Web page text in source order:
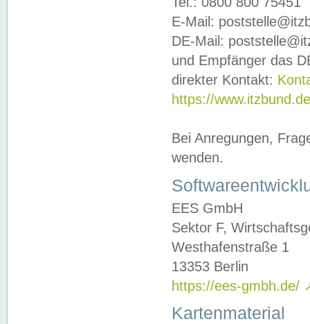
E-Mail:
DE-Mail:
und Empfänger das
direkter Kontakt:
https://
Bei Anregungen,
wenden.
EES GmbH
Sektor F,
Westhafenstraße 1
13353 Berlin
https://ees-gmbh.de/
Kartenmaterial